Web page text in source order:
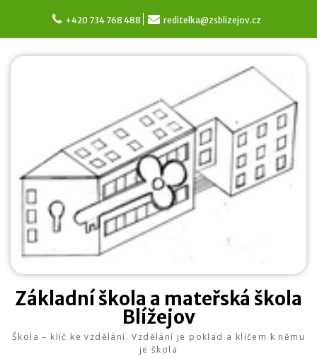
content
+420 734 768 488 reditelka@zsblizejov.cz
Základní škola a mateřská škola
Blížejov
Škola – klíč ke vzdělání. Vzdělání je poklad a klíčem k němu
je škola